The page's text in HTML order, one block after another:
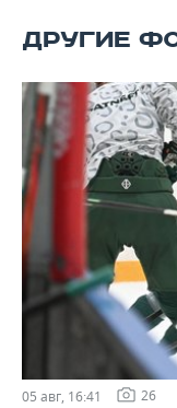
ДРУГИЕ
05 авг, 16:41 26